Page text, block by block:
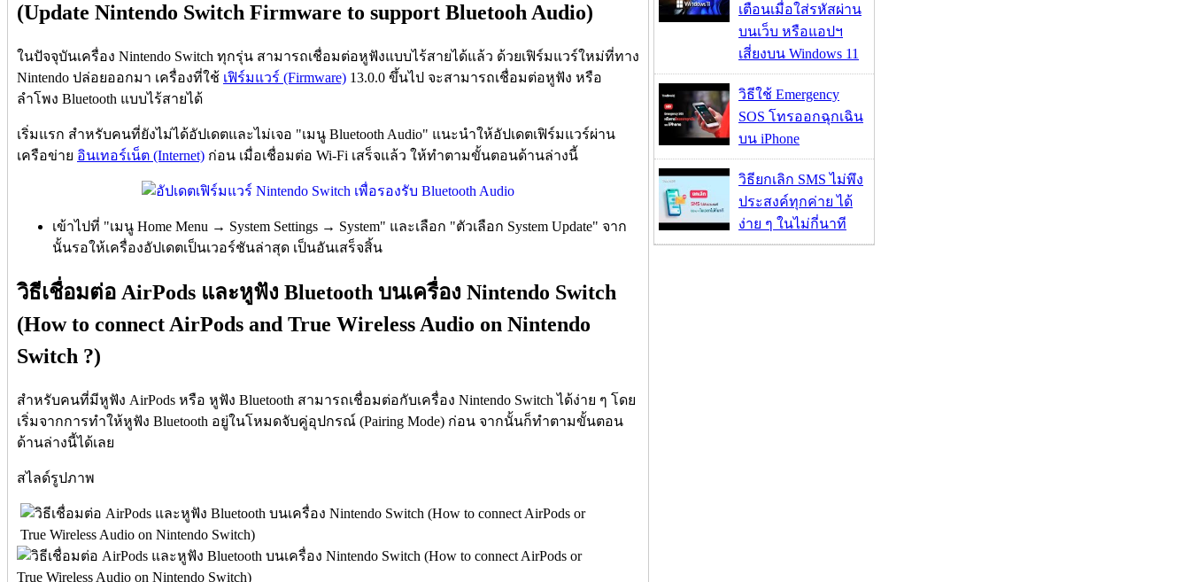
(Update Nintendo Switch Firmware to support Bluetooh Audio)
ในปัจจุบันเครื่อง Nintendo Switch ทุกรุ่น สามารถเชื่อมต่อหูฟังแบบไร้สายได้แล้ว ด้วยเฟิร์มแวร์ใหม่ที่ทาง
Nintendo ปล่อยออกมา เครื่องที่ใช้ เฟิร์มแวร์ (Firmware) 13.0.0 ขึ้นไป จะสามารถเชื่อมต่อหูฟัง หรือ
ลำโพง Bluetooth แบบไร้สายได้
เริ่มแรก สำหรับคนที่ยังไม่ได้อัปเดตและไม่เจอ "เมนู Bluetooth Audio" แนะนำให้อัปเดตเฟิร์มแวร์ผ่าน
เครือข่าย อินเทอร์เน็ต (Internet) ก่อน เมื่อเชื่อมต่อ Wi-Fi เสร็จแล้ว ให้ทำตามขั้นตอนด้านล่างนี้
เข้าไปที่ "เมนู Home Menu → System Settings → System" และเลือก "ตัวเลือก System Update" จาก
นั้นรอให้เครื่องอัปเดตเป็นเวอร์ชันล่าสุด เป็นอันเสร็จสิ้น
วิธีเชื่อมต่อ AirPods และหูฟัง Bluetooth บนเครื่อง Nintendo Switch
(How to connect AirPods and True Wireless Audio on Nintendo
Switch ?)
สำหรับคนที่มีหูฟัง AirPods หรือ หูฟัง Bluetooth สามารถเชื่อมต่อกับเครื่อง Nintendo Switch ได้ง่าย ๆ โดย
เริ่มจากการทำให้หูฟัง Bluetooth อยู่ในโหมดจับคู่อุปกรณ์ (Pairing Mode) ก่อน จากนั้นก็ทำตามขั้นตอน
ด้านล่างนี้ได้เลย
สไลด์รูปภาพ
เตือนเมื่อใส่รหัสผ่าน
บนเว็บ หรือแอปฯ
เสี่ยงบน Windows 11
วิธีใช้ Emergency
SOS โทรออกฉุกเฉิน
บน iPhone
วิธียกเลิก SMS ไม่พึง
ประสงค์ทุกค่าย ได้
ง่าย ๆ ในไม่กี่นาที